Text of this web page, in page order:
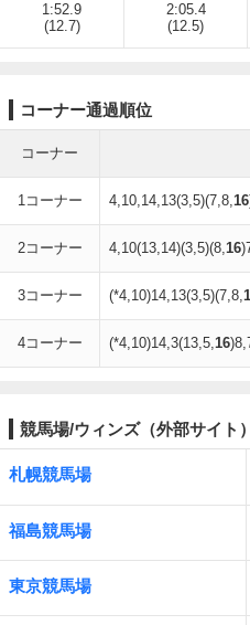
1:52.9
(12.7)
2:05.4
(12.5)
コーナー通過順位
コーナー
1コーナー 4,10,14,13(3,5)(7,8,16
2コーナー 4,10(13,14)(3,5)(8,16
3コーナー (*4,10)14,13(3,5)(7,8,
4コーナー (*4,10)14,3(13,5,16
競馬場/ウィンズ（外部サイト）
札幌競馬場
福島競馬場
東京競馬場